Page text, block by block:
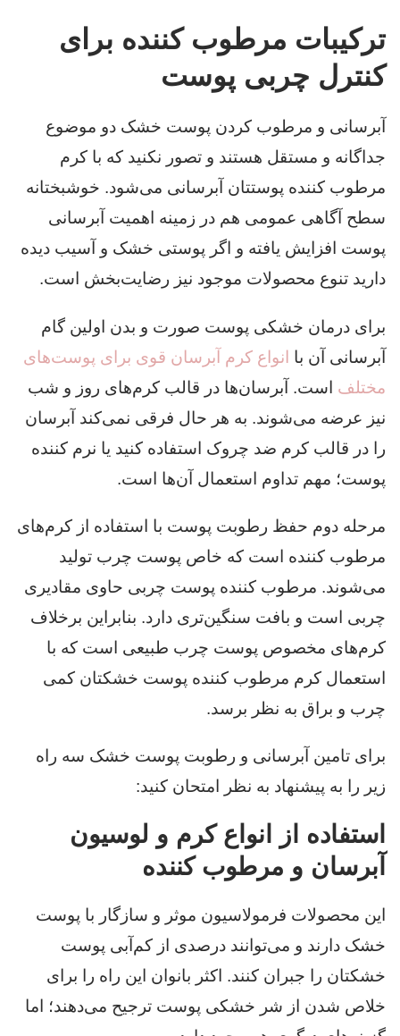
ترکیبات مرطوب کننده برای
کنترل چربی پوست
آبرسانی و مرطوب کردن پوست خشک دو موضوع
جداگانه و مستقل هستند و تصور نکنید که با کرم
مرطوب کننده پوستتان آبرسانی می‌شود. خوشبختانه
سطح آگاهی عمومی هم در زمینه اهمیت آبرسانی
پوست افزایش یافته و اگر پوستی خشک و آسیب دیده
دارید تنوع محصولات موجود نیز رضایت‌بخش است.
برای درمان خشکی پوست صورت و بدن اولین گام
آبرسانی آن با انواع کرم آبرسان قوی برای پوست‌های
مختلف است. آبرسان‌ها در قالب کرم‌های روز و شب
نیز عرضه می‌شوند. به هر حال فرقی نمی‌کند آبرسان
را در قالب کرم ضد چروک استفاده کنید یا نرم کننده
پوست؛ مهم تداوم استعمال آن‌ها است.
مرحله دوم حفظ رطوبت پوست با استفاده از کرم‌های
مرطوب کننده است که خاص پوست چرب تولید
می‌شوند. مرطوب کننده پوست چربی حاوی مقادیری
چربی است و بافت سنگین‌تری دارد. بنابراین برخلاف
کرم‌های مخصوص پوست چرب طبیعی است که با
استعمال کرم مرطوب کننده پوست خشکتان کمی
چرب و براق به نظر برسد.
برای تامین آبرسانی و رطوبت پوست خشک سه راه
زیر را به پیشنهاد به نظر امتحان کنید:
استفاده از انواع کرم و لوسیون
آبرسان و مرطوب کننده
این محصولات فرمولاسیون موثر و سازگار با پوست
خشک دارند و می‌توانند درصدی از کم‌آبی پوست
خشکتان را جبران کنند. اکثر بانوان این راه را برای
خلاص شدن از شر خشکی پوست ترجیح می‌دهند؛ اما